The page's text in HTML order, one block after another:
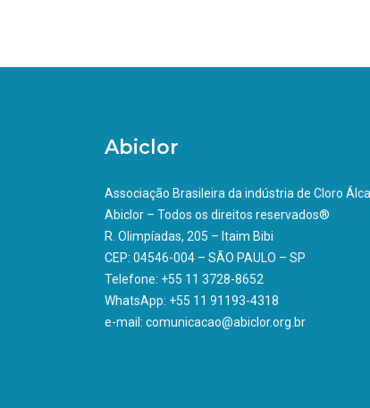
Abiclor
Associação Brasileira da indústria de Cloro
Abiclor – Todos os direitos reservados®
R. Olimpíadas, 205 – Itaim Bibi
CEP: 04546-004 – SÃO PAULO – SP
Telefone: +55 11 3728-8652
WhatsApp: +55 11 91193-4318
e-mail: comunicacao@abiclor.org.br